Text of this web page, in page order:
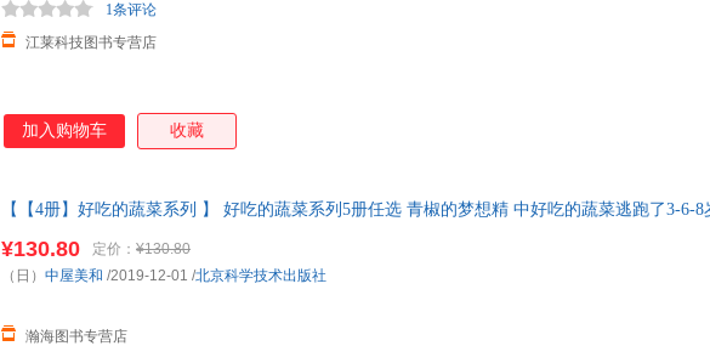
江莱科技图书专营店
1条评论
加入购物车 收藏
【【4册】好吃的蔬菜系列 】 好吃的蔬菜系列5册任选 青椒的梦想精 中好吃的蔬菜逃跑了3-6-8
¥130.80 定价： ¥130.80
瀚海图书专营店
（日） 中屋美和 /2019-12-01 /北京科学技术出版社